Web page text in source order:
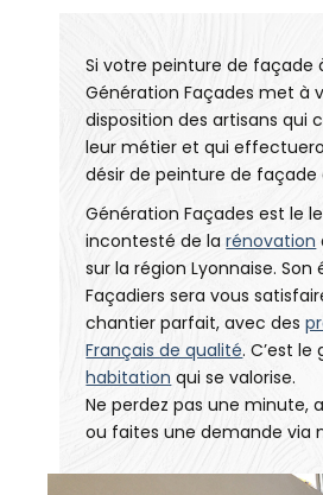
Si votre peinture de façade
Génération Façades met à
disposition des artisans qui
leur métier et qui
désir de peinture de façade
Génération Façades est le
incontesté de larénovation
sur la région Lyonnaise. Son
Façadiers sera vous
chantier parfait, avec des
Français de qualité. C’est le
habitation qui se valorise.
Ne perdez pas une minute,
ou faites une demande via